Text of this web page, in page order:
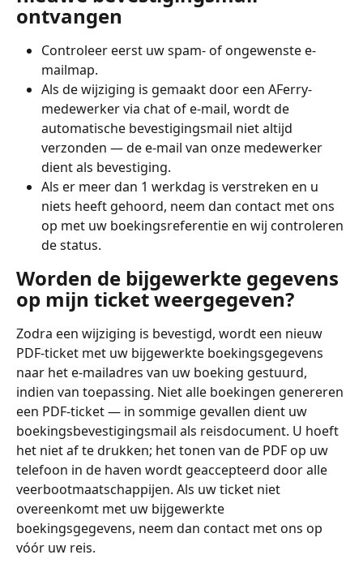
ontvangen
Controleer eerst uw spam- of ongewenste e-
mailmap.
Als de wijziging is gemaakt door een AFerry-
medewerker via chat of e-mail, wordt de
automatische bevestigingsmail niet altijd
verzonden — de e-mail van onze medewerker
dient als bevestiging.
Als er meer dan 1 werkdag is verstreken en u
niets heeft gehoord, neem dan contact met ons
op met uw boekingsreferentie en wij controleren
de status.
Worden de bijgewerkte gegevens
op mijn ticket weergegeven?
Zodra een wijziging is bevestigd, wordt een nieuw
PDF-ticket met uw bijgewerkte boekingsgegevens
naar het e-mailadres van uw boeking gestuurd,
indien van toepassing. Niet alle boekingen genereren
een PDF-ticket — in sommige gevallen dient uw
boekingsbevestigingsmail als reisdocument. U hoeft
het niet af te drukken; het tonen van de PDF op uw
telefoon in de haven wordt geaccepteerd door alle
veerbootmaatschappijen. Als uw ticket niet
overeenkomt met uw bijgewerkte
boekingsgegevens, neem dan contact met ons op
vóór uw reis.